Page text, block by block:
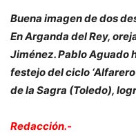
Buena imagen de dos
En Arganda del Rey,
Jiménez. Pablo Aguado
festejo del ciclo
de la Sagra (Toledo),
Redacción.-